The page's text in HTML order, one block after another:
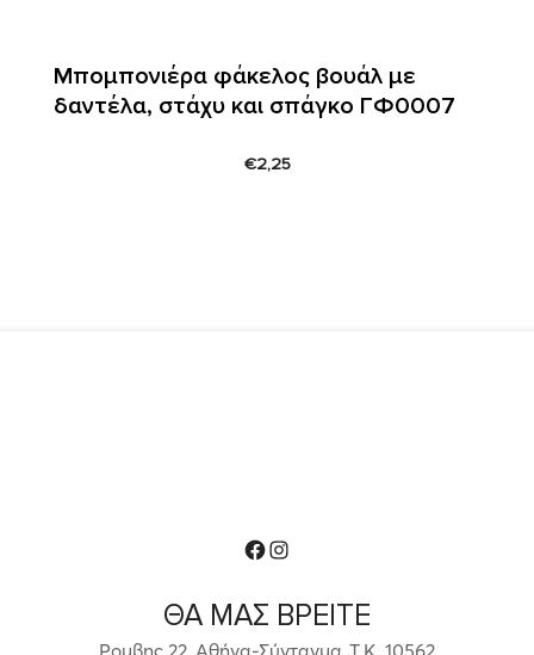
Μπομπονιέρα φάκελος βουάλ με
δαντέλα, στάχυ και σπάγκο ΓΦ0007
€2,25
ΘΑ ΜΑΣ ΒΡΕΙΤΕ
Ρομβης 22, Αθήνα-Σύνταγμα ,Τ.Κ. 10562
Facebook
Instagram